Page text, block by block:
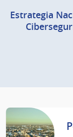
Estrategia